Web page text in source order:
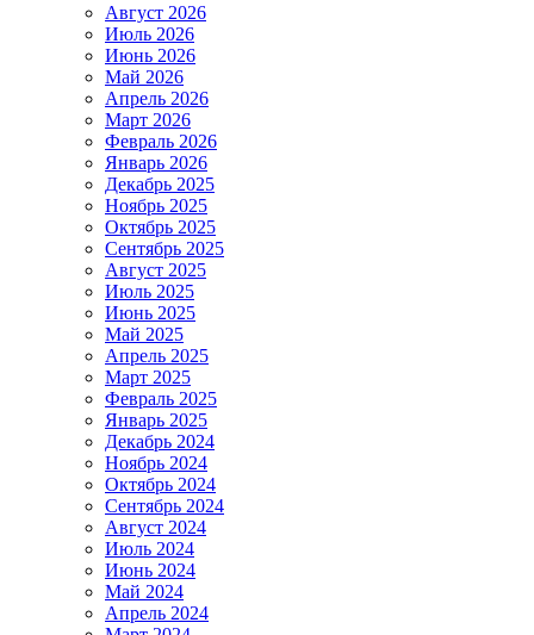
Август 2026
Июль 2026
Июнь 2026
Май 2026
Апрель 2026
Март 2026
Февраль 2026
Январь 2026
Декабрь 2025
Ноябрь 2025
Октябрь 2025
Сентябрь 2025
Август 2025
Июль 2025
Июнь 2025
Май 2025
Апрель 2025
Март 2025
Февраль 2025
Январь 2025
Декабрь 2024
Ноябрь 2024
Октябрь 2024
Сентябрь 2024
Август 2024
Июль 2024
Июнь 2024
Май 2024
Апрель 2024